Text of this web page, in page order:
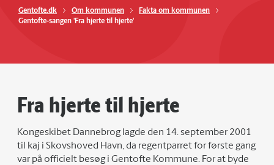
Gentofte.dk Om kommunen
Fakta om kommunen
Gentofte-sangen 'Fra hjerte til hjerte'
Fra hjerte til hjerte
Kongeskibet Dannebrog lagde den 14. september 2001
til kaj i Skovshoved Havn, da regentparret for første gang
var på officielt besøg i Gentofte Kommune. For at byde